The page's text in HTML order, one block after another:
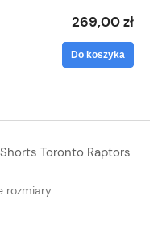
269,00 zł
Do koszyka
Toronto Raptors
rozmiary: